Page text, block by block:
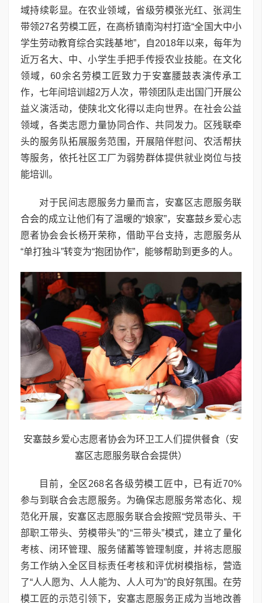
域持续彰显。在农业领域，省级劳模张光红、张润生
带领27名劳模工匠，在高桥镇南沟村打造“全国大中小
学生劳动教育综合实践基地”，自2018年以来，每年为
近万名大、中、小学生手把手传授农业技能。在文化
领域，60余名劳模工匠致力于安塞腰鼓表演传承工
作，七年间培训超2万人次，带领团队走出国门开展公
益义演活动，使陕北文化得以走向世界。在社会公益
领域，各类志愿力量协同合作、共同发力。区残联牵
头的服务队拓展服务范围，开展陪伴慰问、农活帮扶
等服务，依托社区工厂为弱势群体提供就业岗位与技
能培训。
对于民间志愿服务力量而言，安塞区志愿服务联
合会的成立让他们有了温暖的“娘家”，安塞鼓乡爱心志
愿者协会会长杨开荣称，借助平台支持，志愿服务从
“单打独斗”转变为“抱团协作”，能够帮助到更多的人。
安塞鼓乡爱心志愿者协会为环卫工人们提供餐食（安
塞区志愿服务联合会提供）
目前，全区268名各级劳模工匠中，已有近70%
参与到联合会志愿服务。为确保志愿服务常态化、规
范化开展，安塞区志愿服务联合会按照“党员带头、干
部职工带头、劳模带头”的“三带头”模式，建立了量化
考核、闭环管理、服务储蓄等管理制度，并将志愿服
务工作纳入全区目标责任考核和评优树模指标，营造
了“人人愿为、人人能为、人人可为”的良好氛围。在劳
模工匠的示范引领下，安塞志愿服务正成为当地改善